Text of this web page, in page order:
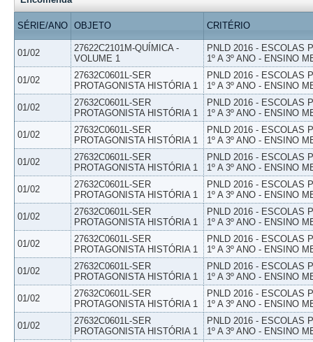
SÉRIE/ANO OBJETO CRITÉRIO
01/02
27622C2101M-QUÍMICA -
VOLUME 1
PNLD 2016 - ESCOLAS
1º A 3º ANO - ENSINO
01/02
27632C0601L-SER
PROTAGONISTA HISTÓRIA 1
PNLD 2016 - ESCOLAS
1º A 3º ANO - ENSINO
01/02
27632C0601L-SER
PROTAGONISTA HISTÓRIA 1
PNLD 2016 - ESCOLAS
1º A 3º ANO - ENSINO
01/02
27632C0601L-SER
PROTAGONISTA HISTÓRIA 1
PNLD 2016 - ESCOLAS
1º A 3º ANO - ENSINO
01/02
27632C0601L-SER
PROTAGONISTA HISTÓRIA 1
PNLD 2016 - ESCOLAS
1º A 3º ANO - ENSINO
01/02
27632C0601L-SER
PROTAGONISTA HISTÓRIA 1
PNLD 2016 - ESCOLAS
1º A 3º ANO - ENSINO
01/02
27632C0601L-SER
PROTAGONISTA HISTÓRIA 1
PNLD 2016 - ESCOLAS
1º A 3º ANO - ENSINO
01/02
27632C0601L-SER
PROTAGONISTA HISTÓRIA 1
PNLD 2016 - ESCOLAS
1º A 3º ANO - ENSINO
01/02
27632C0601L-SER
PROTAGONISTA HISTÓRIA 1
PNLD 2016 - ESCOLAS
1º A 3º ANO - ENSINO
01/02
27632C0601L-SER
PROTAGONISTA HISTÓRIA 1
PNLD 2016 - ESCOLAS
1º A 3º ANO - ENSINO
01/02
27632C0601L-SER
PROTAGONISTA HISTÓRIA 1
PNLD 2016 - ESCOLAS
1º A 3º ANO - ENSINO